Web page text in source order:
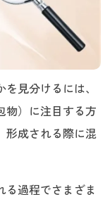
見分けるには、
物）に注目する方
形成される際に混
る過程でさまざま